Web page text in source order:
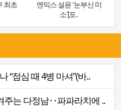
엔믹스 설윤 ‘눈부신 미
소’[포..
“점심 때 4병 마셔”(바..
주는 다정남‥파파라치에 ..